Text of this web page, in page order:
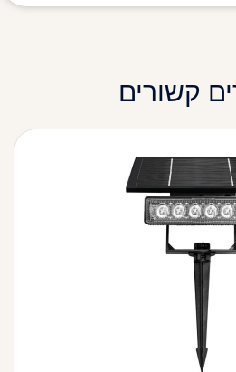
קשורים